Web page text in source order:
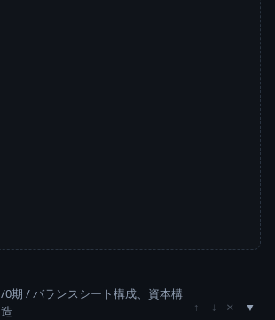
/0期 / バランスシート構成、資本構
造
↑ ↓ ×